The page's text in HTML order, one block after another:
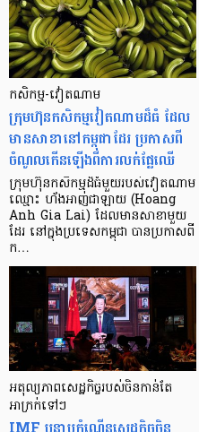
កសិកម្ម-វៀតណាម
ក្រុមហ៊ុន​កសិកម្ម​វៀតណាម​ដ៏ធំ ដែល
មានសាខានៅកម្ពុជាដែរ ប្រកាសពី​
ចំណូល​កើន​ឡើង​ពីការលក់​ផ្លែឈើ
ក្រុមហ៊ុន​កសិកម្ម​ដ៏ធំមួយរបស់​វៀតណាម
ឈ្មោះ ហ័ងអាញ់​ជាឡាយ (Hoang
Anh Gia Lai) ដែលមានសាខាមួយ
ដែរ នៅក្នុង​ប្រទេស​កម្ពុជា បានប្រកាស​ពី​
ក…
អតុល្យភាពសេដ្ឋកិច្ចរបស់ចិនកាន់តែ
អាក្រក់ទៅៗ